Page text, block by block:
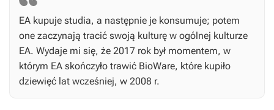
EA kupuje studia, a następnie je konsumuje; potem
one zaczynają tracić swoją kulturę w ogólnej kulturze
EA. Wydaje mi się, że 2017 rok był momentem, w
którym EA skończyło trawić BioWare, które kupiło
dziewięć lat wcześniej, w 2008 r.